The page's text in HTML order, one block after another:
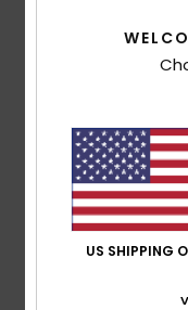
Traçabilité du
Livraison &
Avis clients
US SHIPPING